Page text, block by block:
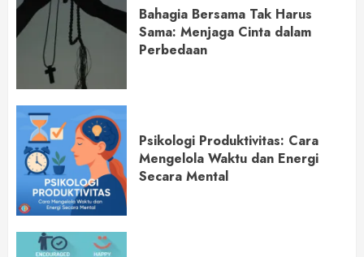
Bahagia Bersama Tak Harus
Sama: Menjaga Cinta dalam
Perbedaan
Psikologi Produktivitas: Cara
Mengelola Waktu dan Energi
Secara Mental